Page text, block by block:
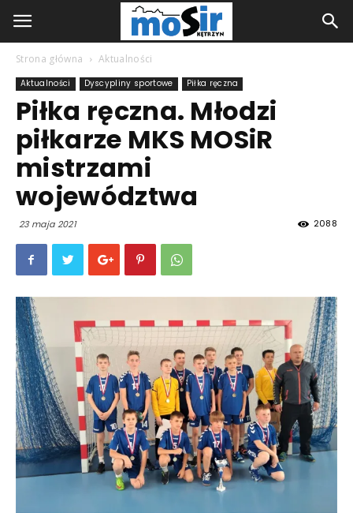
Strona główna Aktualności
Aktualności Dyscypliny sportowe Piłka ręczna
Piłka ręczna. Młodzi
piłkarze MKS MOSiR
mistrzami
województwa
23 maja 2021 2088